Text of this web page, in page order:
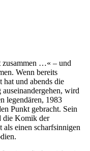
zusammen …« – und
Wenn bereits
hat und abends die
wird
legendären, 1983
Punkt gebracht. Sein
die Komik der
einen scharfsinnigen